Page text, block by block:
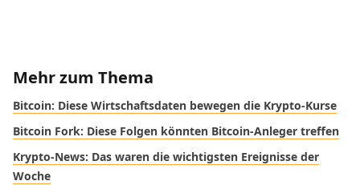
Mehr zum Thema
Bitcoin: Diese Wirtschaftsdaten bewegen die Krypto-Kurse
Bitcoin Fork: Diese Folgen könnten Bitcoin-Anleger treffen
Krypto-News: Das waren die wichtigsten Ereignisse der
Woche